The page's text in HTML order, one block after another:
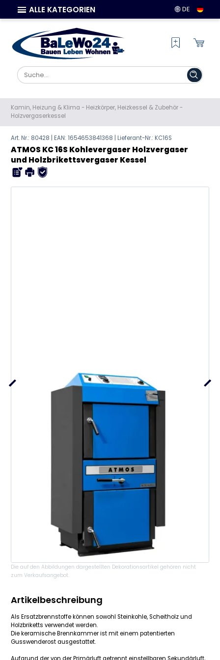
ALLE KATEGORIEN DE
Kamin, Heizung & Klima - Heizkörper, Heizkessel & Zubehör-
Holzvergaserkessel
Art. Nr.: 80428 | EAN:1654653841368 | Lieferant-Nr.: KC16S
ATMOS KC 16S Kohlevergaser Holzvergaser
und Holzbrikettsvergaser Kessel
Die auf den Abbildungen dargestellten Dekorationsartikel gehören nicht
zum Verkaufsangebot.
Artikelbeschreibung
Als Ersatzbrennstoffe können sowohl Steinkohle, Scheitholz und
Holzbriketts verwendet werden.
Die keramische Brennkammer ist mit einem patentierten
Gusswenderost ausgestattet.